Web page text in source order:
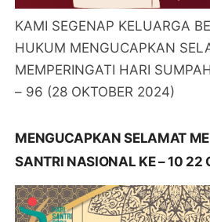
KAMI SEGENAP KELUARGA
HUKUM MENGUCAPKAN
MEMPERINGATI HARI
– 96 (28 OKTOBER 2024)
MENGUCAPKAN SELAMAT
SANTRI NASIONAL KE – 10 22